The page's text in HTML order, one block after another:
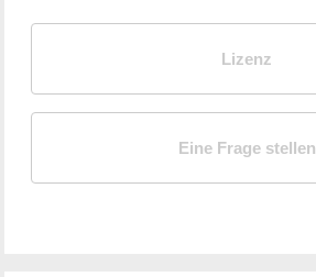
Lizenz
Eine Frage stellen